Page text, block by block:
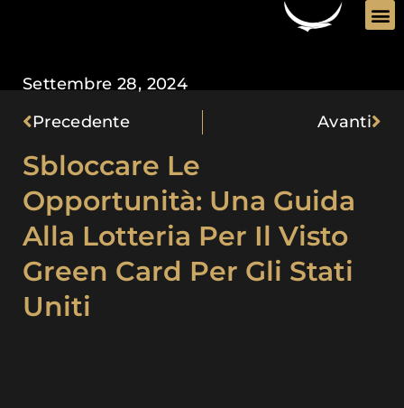
Settembre 28, 2024
Precedente
Avanti
Sbloccare Le
Opportunità: Una Guida
Alla Lotteria Per Il Visto
Green Card Per Gli Stati
Uniti